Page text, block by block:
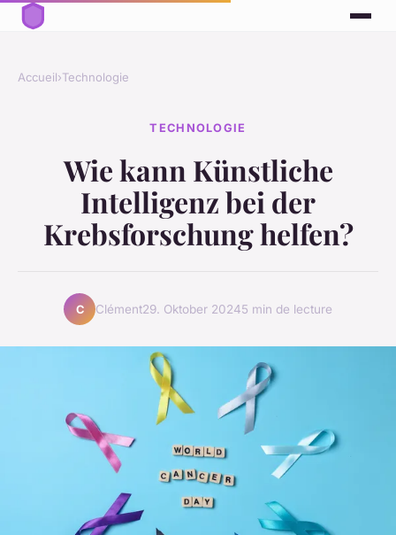
Accueil›Technologie
TECHNOLOGIE
Wie kann Künstliche
Intelligenz bei der
Krebsforschung helfen?
C Clément29. Oktober 20245 min de lecture